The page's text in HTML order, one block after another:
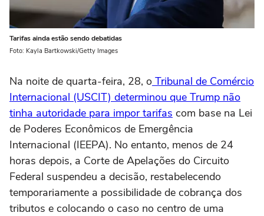
Tarifas ainda estão sendo debatidas
Foto: Kayla Bartkowski/Getty Images
Na noite de quarta-feira, 28, o Tribunal de Comércio
Internacional (USCIT) determinou que Trump não
tinha autoridade para impor tarifas com base na Lei
de Poderes Econômicos de Emergência
Internacional (IEEPA). No entanto, menos de 24
horas depois, a Corte de Apelações do Circuito
Federal suspendeu a decisão, restabelecendo
temporariamente a possibilidade de cobrança dos
tributos e colocando o caso no centro de uma